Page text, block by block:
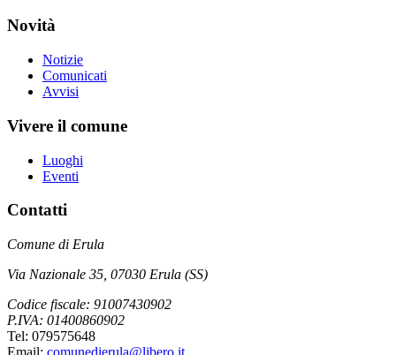
Novità
Notizie
Comunicati
Avvisi
Vivere il comune
Luoghi
Eventi
Contatti
Comune di Erula
Via Nazionale 35, 07030 Erula (SS)
Codice fiscale: 91007430902
P.IVA: 01400860902
Tel: 079575648
Email: comunedierula@libero.it